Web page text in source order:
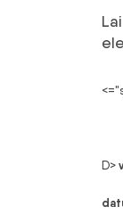
D>